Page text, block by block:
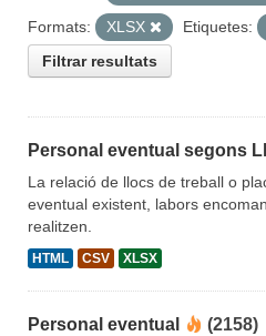
Formats:
XLSX Etiquetes:
Filtrar resultats
Personal eventual segons
La relació de llocs de treball o
eventual existent, labors
realitzen.
HTML CSV XLSX
Personal eventual (2158)